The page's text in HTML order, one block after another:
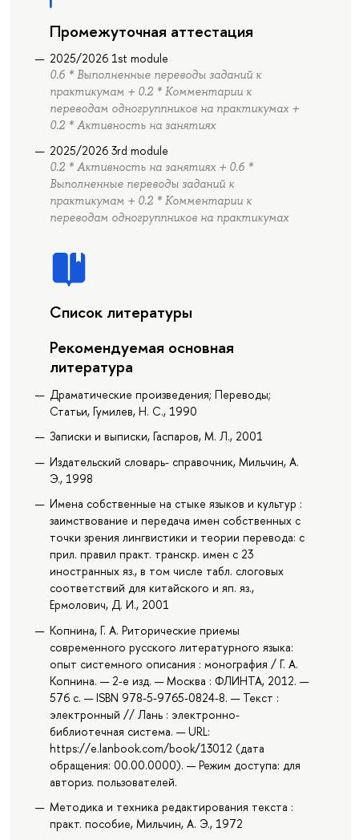
Промежуточная аттестация
2025/2026 1st module
0.6 * Выполненные переводы заданий к
практикумам + 0.2 * Комментарии к
переводам одногруппников на практикумах +
0.2 * Активность на занятиях
2025/2026 3rd module
0.2 * Активность на занятиях + 0.6 *
Выполненные переводы заданий к
практикумам + 0.2 * Комментарии к
переводам одногруппников на практикумах
Список литературы
Рекомендуемая основная
литература
Драматические произведения; Переводы;
Статьи, Гумилев, Н. С., 1990
Записки и выписки, Гаспаров, М. Л., 2001
Издательский словарь- справочник, Мильчин, А.
Э., 1998
Имена собственные на стыке языков и культур :
заимствование и передача имен собственных с
точки зрения лингвистики и теории перевода: с
прил. правил практ. транскр. имен с 23
иностранных яз., в том числе табл. слоговых
соответствий для китайского и яп. яз.,
Ермолович, Д. И., 2001
Копнина, Г. А. Риторические приемы
современного русского литературного языка:
опыт системного описания : монография / Г. А.
Копнина. — 2-е изд. — Москва : ФЛИНТА, 2012. —
576 с. — ISBN 978-5-9765-0824-8. — Текст :
электронный // Лань : электронно-
библиотечная система. — URL:
https://e.lanbook.com/book/13012 (дата
обращения: 00.00.0000). — Режим доступа: для
авториз. пользователей.
Методика и техника редактирования текста :
практ. пособие, Мильчин, А. Э., 1972